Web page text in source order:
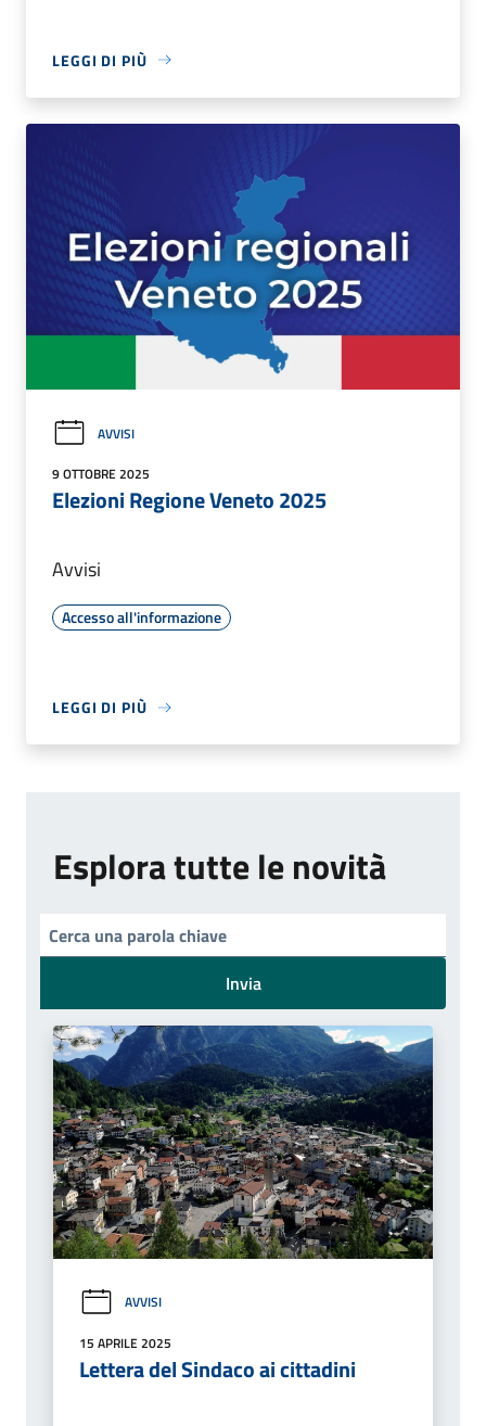
LEGGI DI PIÙ
AVVISI
9 OTTOBRE 2025
Elezioni Regione Veneto 2025
Avvisi
Accesso all'informazione
LEGGI DI PIÙ
Esplora tutte le novità
Invia
AVVISI
15 APRILE 2025
Lettera del Sindaco ai cittadini